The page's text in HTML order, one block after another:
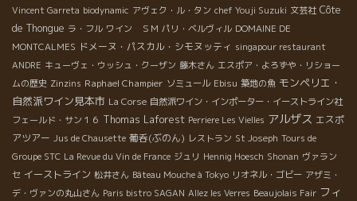
Vincent Garreta biodynamic アヴェク・ル・タン chef Youji Suzuki 文芸社 Côte
de Thongue ラ・フル ワイン ＳＭ パリ・ベルヴィル DOMAINE DE
MONTCALMES ドメーヌ・パスカル・シモヌッティ singapour restaurant
ANDRE キューヴェ・ウッシュ・クーザン 藤木さん エスポア・よろずや・リショー
ムの歴史 Zinzins Raphael Champier ソミュール Ebisu 築地の魚 モンペリエ・
自然派ワイン見本市 La Corse 自然派ワイン・インポーター・イーストライン社
フェールド・サン１６ Thomas Laforest Perriere Les Vielles アルザス エスポ
アツアー Jus de Chausette 葡呑(ぶのん) レストラン St Joseph Tours de
Groupe STC La Revue du Vin de France ジュリ Hennig Hoesch Shonan ヴァラン
セ イーストライン 松井さん Bâteau Mouche à Tokyo リオネル・ゴビー アザミ・
デ・ヴァンの丸山さん Paris bistro SAGAN Allez les Verres Beaujolais Fair フィ